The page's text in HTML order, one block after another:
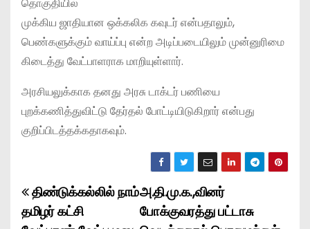
முக்கிய ஜாதியான ஒக்கலிக கவுடர் என்பதாலும்,
பெண்களுக்கும் வாய்ப்பு என்ற அடிப்படையிலும் முன்னுரிமை
கிடைத்து வேட்பாளராக மாறியுள்ளார்.
அரசியலுக்காக தனது அரசு டாக்டர் பணியை
புறக்கணித்துவிட்டு தேர்தல் போட்டியிடுகிறார் என்பது
குறிப்பிடத்தக்கதாகவும்.
P
அ.தி.மு.க.,வினர்
போக்குவரத்து பட்டாசு
திண்டுக்கல்லில் நாம்
தமிழர் கட்சி